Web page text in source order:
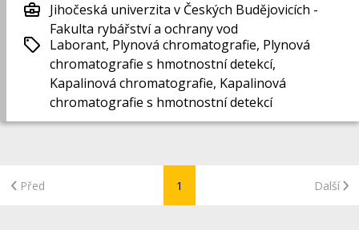
Jihočeská univerzita v Českých Budějovicích -
Fakulta rybářství a ochrany vod
Laborant, Plynová chromatografie, Plynová
chromatografie s hmotnostní detekcí,
Kapalinová chromatografie, Kapalinová
chromatografie s hmotnostní detekcí
Před 1 Další